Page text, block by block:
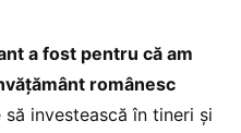
a fost pentru că am
românesc
investească în tineri și